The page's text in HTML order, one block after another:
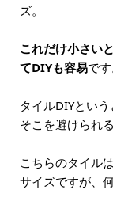
ズ。
これだけ小さい
てDIYも容易です
タイルDIYとい
そこを避けられ
こちらのタイル
サイズですが、